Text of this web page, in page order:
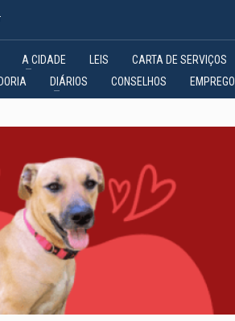
A CIDADE LEIS CARTA DE SERVIÇOS
DIÁRIOS CONSELHOS EMPREGO